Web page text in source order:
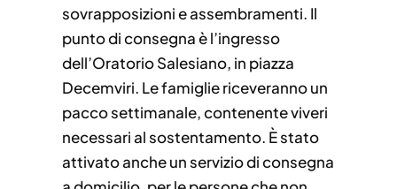
sovrapposizioni e assembramenti. Il
punto di consegna è l’ingresso
dell’Oratorio Salesiano, in piazza
Decemviri. Le famiglie riceveranno un
pacco settimanale, contenente viveri
necessari al sostentamento. È stato
attivato anche un servizio di consegna